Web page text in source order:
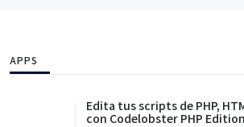
APPS
Edita tus scripts de PHP,
con Codelobster PHP Edition